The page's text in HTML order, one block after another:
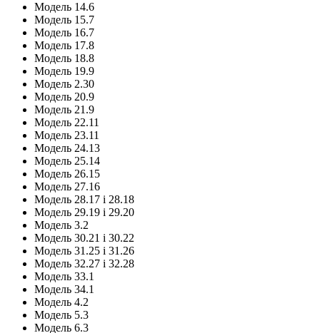
Модель 14.6
Модель 15.7
Модель 16.7
Модель 17.8
Модель 18.8
Модель 19.9
Модель 2.30
Модель 20.9
Модель 21.9
Модель 22.11
Модель 23.11
Модель 24.13
Модель 25.14
Модель 26.15
Модель 27.16
Модель 28.17 і 28.18
Модель 29.19 і 29.20
Модель 3.2
Модель 30.21 і 30.22
Модель 31.25 і 31.26
Модель 32.27 і 32.28
Модель 33.1
Модель 34.1
Модель 4.2
Модель 5.3
Модель 6.3